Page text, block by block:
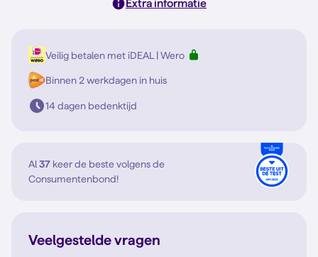
Extra informatie
Veilig betalen met iDEAL | Wero
Binnen 2 werkdagen in huis
14 dagen bedenktijd
Al37 keer de beste volgens de
Consumentenbond!
Veelgestelde vragen